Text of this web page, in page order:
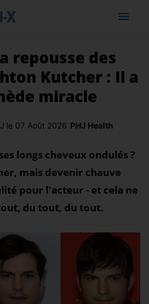
repousse des
Kutcher : Il a
miracle
le 07 Août 2026 PHJ Health
longs cheveux ondulés ?
mais devenir chauve
pour l'acteur - et cela ne
du tout, du tout.